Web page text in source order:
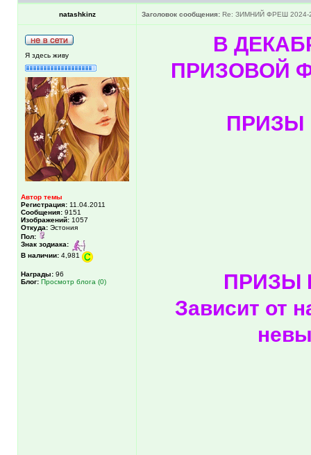
natashkinz Заголовок сообщения: Re: ЗИМНИЙ ФРЕШ
Я здесь живу
Автор темы
Регистрация: 11.04.2011
Сообщения: 9151
Изображений: 1057
Откуда: Эстония
Пол:
Знак зодиака:
В наличии: 4,981
Награды: 96
Блог: Просмотр блога (0)
В
ПРИЗОВОЙ
ПРИЗЫ
ПРИЗЫ
Зависит от